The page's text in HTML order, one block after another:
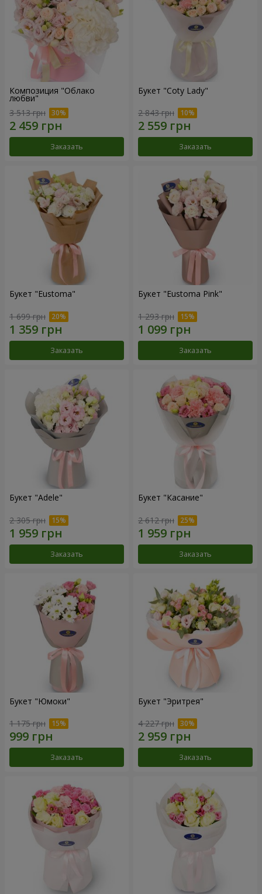
Композиция "Облако
любви"
3 513 грн
Заказать
Букет "Coty Lady"
2 843 грн
Заказать
Букет "Eustoma"
1 699 грн
Заказать
Букет "Eustoma Pink"
1 293 грн
Заказать
Букет "Adele"
2 305 грн
Заказать
Букет "Касание"
2 612 грн
Заказать
Букет "Юмоки"
1 175 грн
Заказать
Букет "Эритрея"
4 227 грн
Заказать